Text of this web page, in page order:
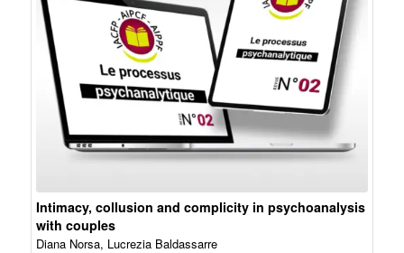
Intimacy, collusion and complicity in psychoanalysis
with couples
Diana Norsa, Lucrezia Baldassarre